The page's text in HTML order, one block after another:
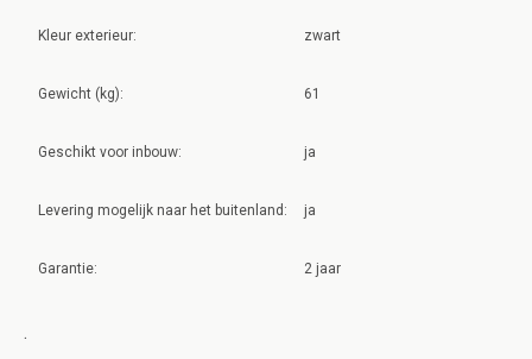
Kleur exterieur: zwart
Gewicht (kg): 61
Geschikt voor inbouw: ja
Levering mogelijk naar het buitenland: ja
Garantie: 2 jaar
.